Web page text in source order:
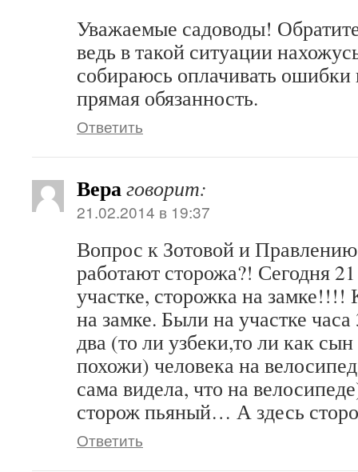
Уважаемые садоводы!
ведь в такой ситуации
собираюсь оплачивать ошибки
прямая обязанность.
Ответить
Вераговорит:
21.02.2014 в 19:37
Вопрос к Зотовой и
работают сторожа?! Сегодня
участке, сторожка на
на замке. Были на участке
два (то ли узбеки,то ли как сын
похожи) человека на
сама видела, что на
сторож пьяный… А здесь
Ответить